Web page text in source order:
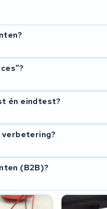
kwaliteit: vaste
uitgevoerde
én eindtest?
en wat is meetbaar).
verbetering?
te analyseren,
(B2B)?